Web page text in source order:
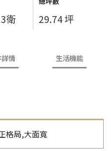
衛 29.74 坪
情 生活機能
格局,大面寬